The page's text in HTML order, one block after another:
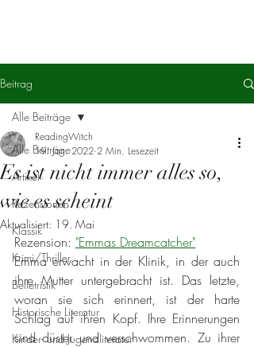
Beitrag
Alle Beiträge
Artikel
Rezensionen
Klassik
Krimi/Thriller
Belletristik
Historische Literatur
Kinder- und Jugendliteratur
Alle Beiträge
Es ist nicht immer alles so,
wie es scheint
ReadingWitch
19. Jan. 2022 2 Min. Lesezeit
Aktualisiert: 19. Mai
Rezension: "Emmas Dreamcatcher"
Emma erwacht in der Klinik, in der auch
ihre Mutter untergebracht ist. Das letzte,
woran sie sich erinnert, ist der harte
Schlag auf ihren Kopf. Ihre Erinnerungen
sind düster und verschwommen. Zu ihrer